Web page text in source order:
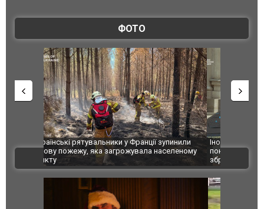
ФОТО
Іноземні технології вбивають українців: ГУР
показало дипломатам західні компоненти у
зброї агресора. ФОТО
Росіяни
ВІДЕО